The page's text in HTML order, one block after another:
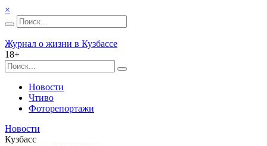
×
Журнал о жизни в Кузбассе
18+
Новости
Чтиво
Фоторепортажи
Новости
Кузбасс